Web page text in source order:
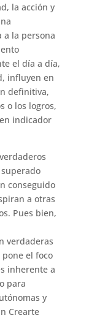
la acción y
la persona
el día a día,
influyen en
definitiva,
o los logros,
indicador
conseguido
a otras
Pues bien,
verdaderas
el foco
inherente a
para
y
Crearte